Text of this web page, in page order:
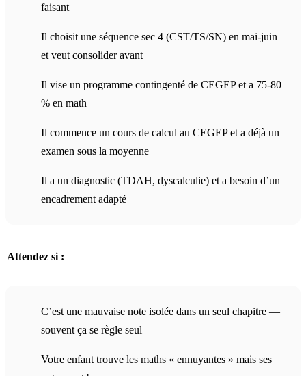
faisant
Il choisit une séquence sec 4 (CST/TS/SN) en mai-juin
et veut consolider avant
Il vise un programme contingenté de CEGEP et a 75-80
% en math
Il commence un cours de calcul au CEGEP et a déjà un
examen sous la moyenne
Il a un diagnostic (TDAH, dyscalculie) et a besoin d’un
encadrement adapté
Attendez si :
C’est une mauvaise note isolée dans un seul chapitre —
souvent ça se règle seul
Votre enfant trouve les maths « ennuyantes » mais ses